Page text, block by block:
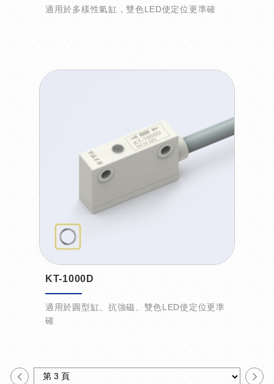
適用於多樣性氣缸，雙色LED使定位更準確
KT-1000D
適用於圓型缸、抗強磁、雙色LED使定位更準
確